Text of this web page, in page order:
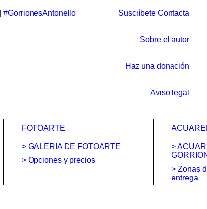
#GorrionesAntonello Suscríbete Contacta
Sobre el autor
Haz una donación
Aviso legal
FOTOARTE
> GALERIA DE FOTOARTE
> Opciones y precios
>
> Zonas
entrega